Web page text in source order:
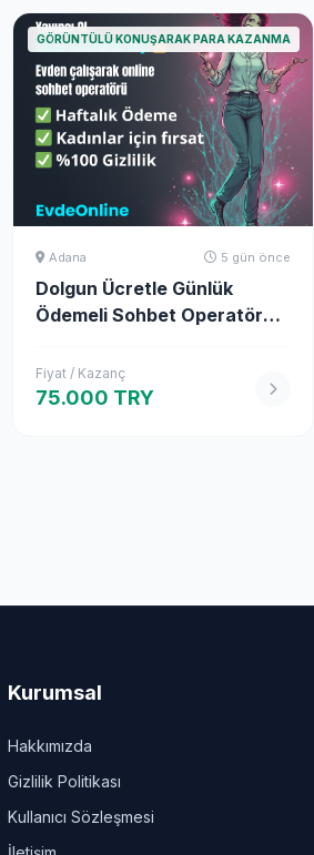
GÖRÜNTÜLÜ KONUŞARAK PARA KAZANMA
Adana 5 gün önce
Dolgun Ücretle Günlük
Ödemeli Sohbet Operatörü
Fiyat / Kazanç
75.000 TRY
Kurumsal
Hakkımızda
Gizlilik Politikası
Kullanıcı Sözleşmesi